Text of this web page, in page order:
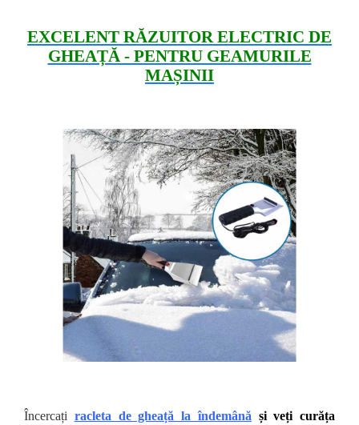
EXCELENT RĂZUITOR ELECTRIC DE
GHEAȚĂ - PENTRU GEAMURILE
MAȘINII
Încercați racleta de gheață laîndemână și veți curăța